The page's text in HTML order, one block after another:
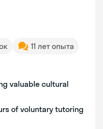
11 лет опыта
valuable cultural
of voluntary tutoring